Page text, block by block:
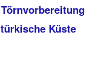
Törnvorbereitung
türkische Küste